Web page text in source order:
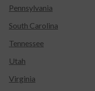
Pennsylvania
South Carolina
Tennessee
Utah
Virginia